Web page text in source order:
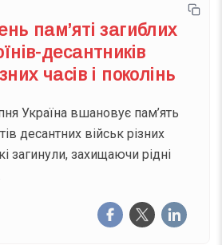
пам’яті загиблих
десантників
часів і поколінь
Україна вшановує пам’ять
десантних військ різних
загинули, захищаючи рідні